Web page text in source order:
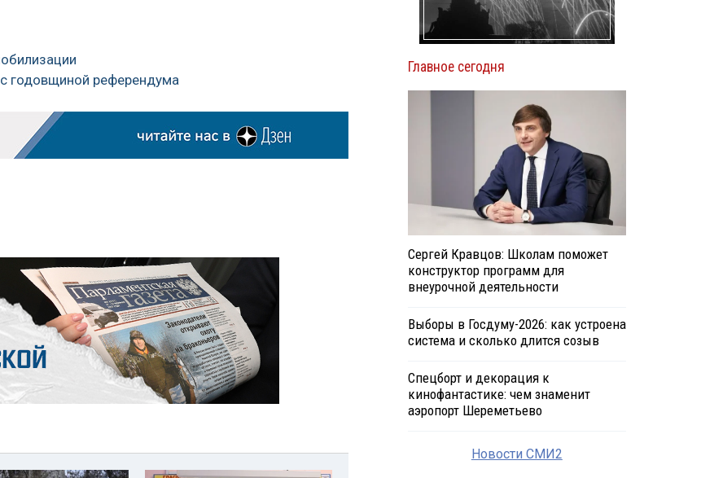
годовщиной референдума
Главное сегодня
Сергей Кравцов: Школам поможет
конструктор программ для
внеурочной деятельности
Выборы в Госдуму-2026: как устроена
система и сколько длится созыв
Спецборт и декорация к
кинофантастике: чем знаменит
аэропорт Шереметьево
Новости СМИ2